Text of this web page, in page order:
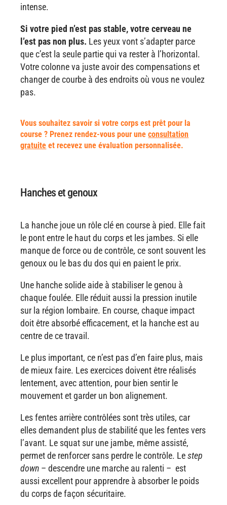
intense.
Si votre pied n’est pas stable, votre cerveau ne
l’est pas non plus. Les yeux vont s’adapter parce
que c’est la seule partie qui va rester à l’horizontal.
Votre colonne va juste avoir des compensations et
changer de courbe à des endroits où vous ne voulez
pas.
Vous souhaitez savoir si votre corps est prêt pour la
course ? Prenez rendez-vous pour uneconsultation
gratuite et recevez une évaluation personnalisée.
Hanches et genoux
La hanche joue un rôle clé en course à pied. Elle fait
le pont entre le haut du corps et les jambes. Si elle
manque de force ou de contrôle, ce sont souvent les
genoux ou le bas du dos qui en paient le prix.
Une hanche solide aide à stabiliser le genou à
chaque foulée. Elle réduit aussi la pression inutile
sur la région lombaire. En course, chaque impact
doit être absorbé efficacement, et la hanche est au
centre de ce travail.
Le plus important, ce n’est pas d’en faire plus, mais
de mieux faire. Les exercices doivent être réalisés
lentement, avec attention, pour bien sentir le
mouvement et garder un bon alignement.
Les fentes arrière contrôlées sont très utiles, car
elles demandent plus de stabilité que les fentes vers
l’avant. Le squat sur une jambe, même assisté,
permet de renforcer sans perdre le contrôle. Lestep
down – descendre une marche au ralenti – est
aussi excellent pour apprendre à absorber le poids
du corps de façon sécuritaire.